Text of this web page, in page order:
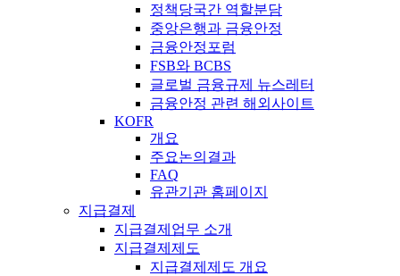
정책당국간 역할분담
중앙은행과 금융안정
금융안정포럼
FSB와 BCBS
글로벌 금융규제 뉴스레터
금융안정 관련 해외사이트
KOFR
개요
주요논의결과
FAQ
유관기관 홈페이지
지급결제
지급결제업무 소개
지급결제제도
지급결제제도 개요